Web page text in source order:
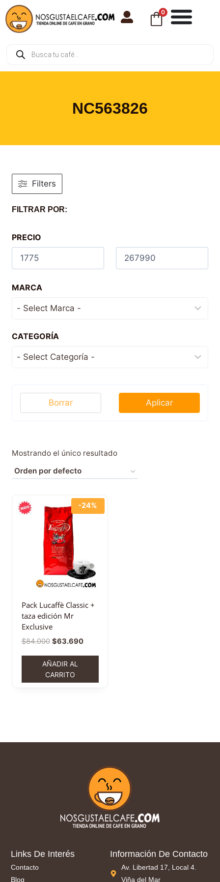
0
NC563826
Mostrando el único resultado
-24%
Pack Lucaffè Classic +
taza edición Mr
Exclusive
$84.000 $63.690
AÑADIR AL
CARRITO
Filters
FILTRAR POR:
PRECIO
MARCA
CATEGORÍA
Aplicar
Borrar
Links De Interés
Contacto
Blog
Información De Contacto
Av. Libertad 17, Local 4.
Viña del Mar